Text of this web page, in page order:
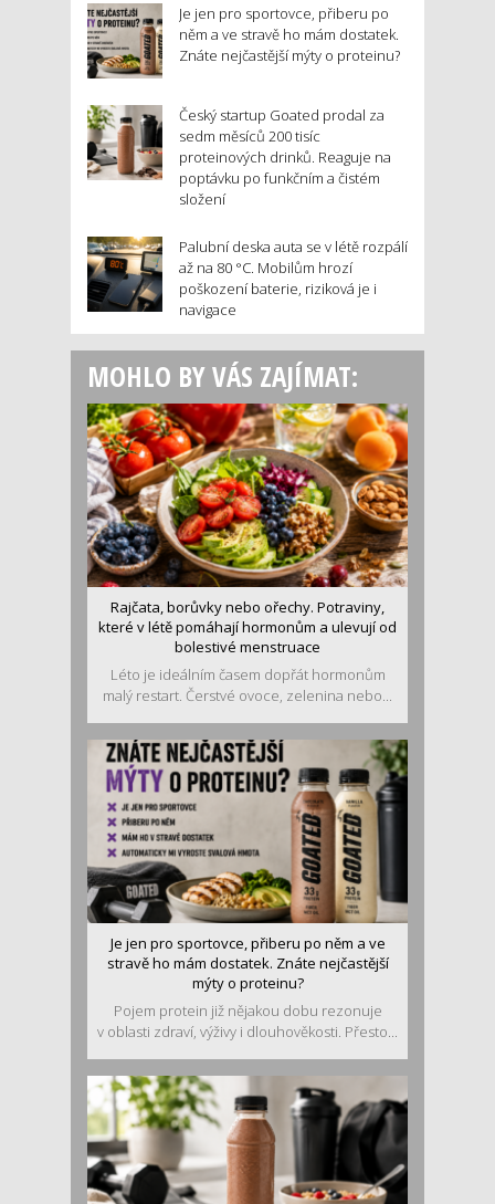
Je jen pro sportovce, přiberu po
něm a ve stravě ho mám dostatek.
Znáte nejčastější mýty o proteinu?
Český startup Goated prodal za
sedm měsíců 200 tisíc
proteinových drinků. Reaguje na
poptávku po funkčním a čistém
složení
Palubní deska auta se v létě rozpálí
až na 80 °C. Mobilům hrozí
poškození baterie, riziková je i
navigace
MOHLO BY VÁS ZAJÍMAT:
Rajčata, borůvky nebo ořechy. Potraviny,
které v létě pomáhají hormonům a ulevují od
bolestivé menstruace
Léto je ideálním časem dopřát hormonům
malý restart. Čerstvé ovoce, zelenina nebo...
Je jen pro sportovce, přiberu po něm a ve
stravě ho mám dostatek. Znáte nejčastější
mýty o proteinu?
Pojem protein již nějakou dobu rezonuje
v oblasti zdraví, výživy i dlouhověkosti. Přesto...